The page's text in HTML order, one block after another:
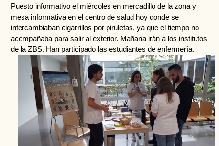
Puesto informativo el miércoles en mercadillo de la zona y
mesa informativa en el centro de salud hoy donde se
intercambiaban cigarrillos por piruletas, ya que el tiempo no
acompañaba para salir al exterior. Mañana irán a los institutos
de la ZBS. Han participado las estudiantes de enfermería.